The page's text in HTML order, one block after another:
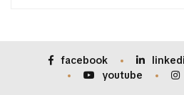
facebook
youtube